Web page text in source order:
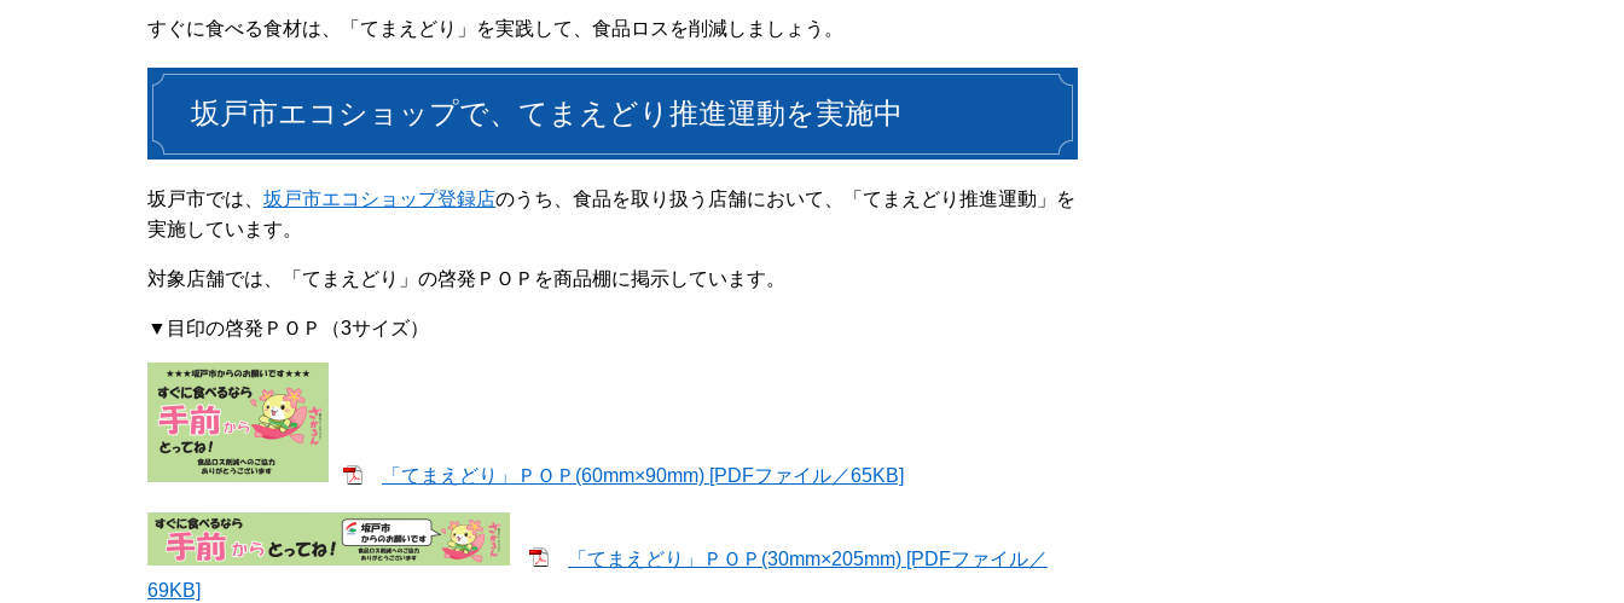
すぐに食べる食材は、「てまえどり」を実践して、食品ロスを削減しましょう。
坂戸市エコショップで、てまえどり推進運動を実施中
坂戸市では、 坂戸市エコショップ登録店のうち、食品を取り扱う店舗において、「てまえどり推進運動」を
実施しています。
対象店舗では、「てまえどり」の啓発ＰＯＰを商品棚に掲示しています。
▼目印の啓発ＰＯＰ（3サイズ）
「てまえどり」ＰＯＰ(60mm×90mm) [PDFファイル／65KB]
「てまえどり」ＰＯＰ(30mm×205mm) [PDFファイル／
69KB]